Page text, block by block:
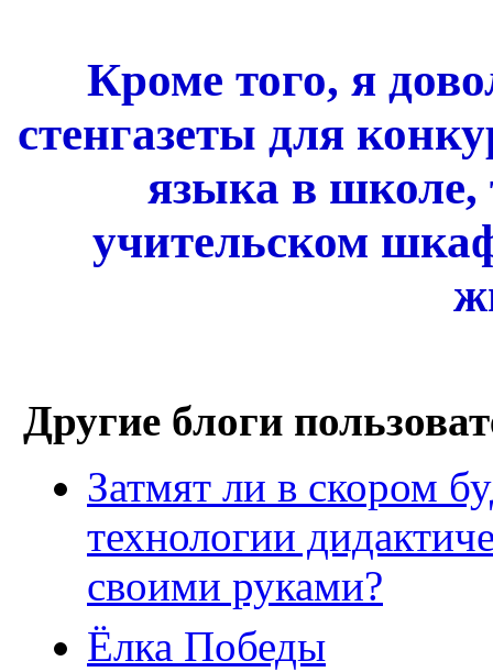
Кроме того, я
стенгазеты для
языка в школе,
учительском
Другие блоги
Затмят ли в скором
технологии
своими руками?
Ёлка Победы